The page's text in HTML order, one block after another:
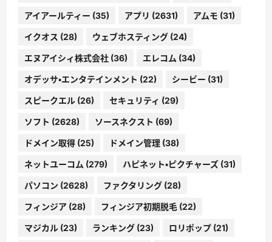
アイアールティー (35) アプリ (2631) アムモ (31)
イクオス (28) ウェブホスティング (24)
エヌアイシィ株式会社 (36) エレコム (34)
オデッサ・エンタテインメント (22) シービー (31)
スピークエル (26) セキュリティ (29)
ソフト (2628) ソースネクスト (69)
ドメイン取得 (25) ドメイン管理 (38)
ネットユーコム (279) ハピネット・ピクチャーズ (31)
パソコン (2628) ファクタリング (28)
フィンジア (28) フィンジア初期脱毛 (22)
マジカル (23) ランキング (23) ロリポップ (21)